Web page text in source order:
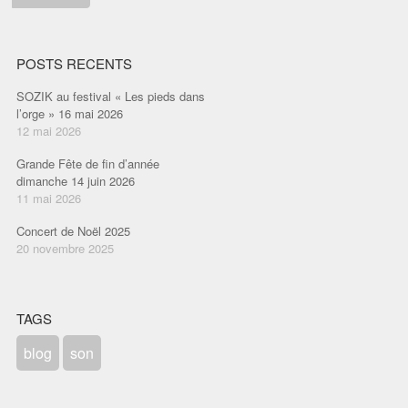
POSTS RECENTS
SOZIK au festival « Les pieds dans
l’orge » 16 mai 2026
12 mai 2026
Grande Fête de fin d’année
dimanche 14 juin 2026
11 mai 2026
Concert de Noël 2025
20 novembre 2025
TAGS
blog son